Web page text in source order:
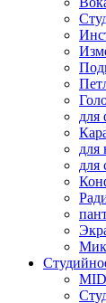
для
для
для